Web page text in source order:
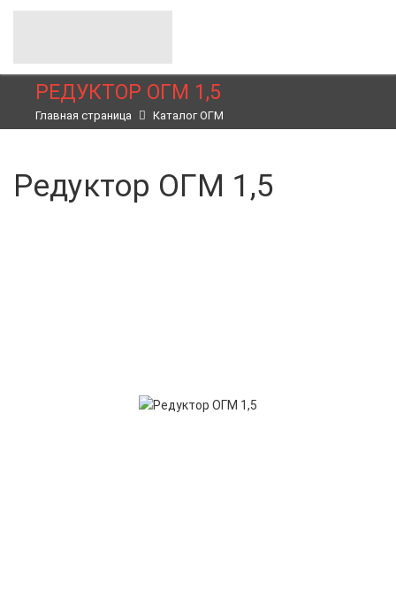
РЕДУКТОР ОГМ 1,5
Главная страница Каталог ОГМ
Редуктор ОГМ 1,5